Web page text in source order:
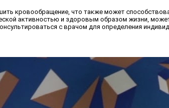
кровообращение, что также может
активностью и здоровым образом жизни,
с врачом для определения